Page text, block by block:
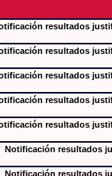
resultados
resultados
resultados
resultados
resultados
Notificación resultados
Notificación resultados